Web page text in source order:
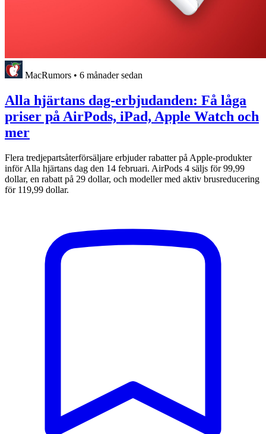
MacRumors • 6 månader sedan
Alla hjärtans dag-erbjudanden: Få låga
priser på AirPods, iPad, Apple Watch och
mer
Flera tredjepartsåterförsäljare erbjuder rabatter på Apple-produkter
inför Alla hjärtans dag den 14 februari. AirPods 4 säljs för 99,99
dollar, en rabatt på 29 dollar, och modeller med aktiv brusreducering
för 119,99 dollar.